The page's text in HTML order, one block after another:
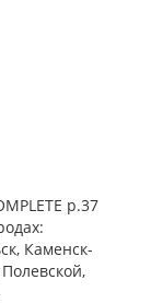
р.37
Каменск-